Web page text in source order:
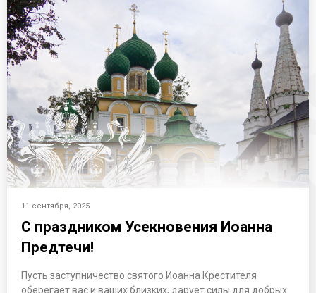
11 сентября, 2025
С праздником Усекновения Иоанна
Предтечи!
Пусть заступничество святого Иоанна Крестителя
оберегает вас и ваших близких, дарует силы для добрых